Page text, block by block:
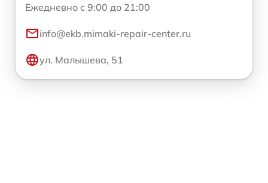
Ежедневно с 9:00 до 21:00
info@ekb.mimaki-repair-center.ru
ул. Малышева, 51